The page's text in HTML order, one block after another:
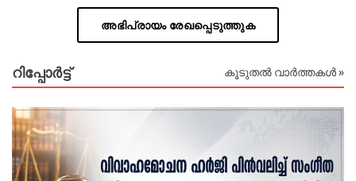
അഭിപ്രായം രേഖപ്പെടുത്തുക
റിപ്പോര്‍ട്ട് കൂടുതൽ വാർത്തകൾ »